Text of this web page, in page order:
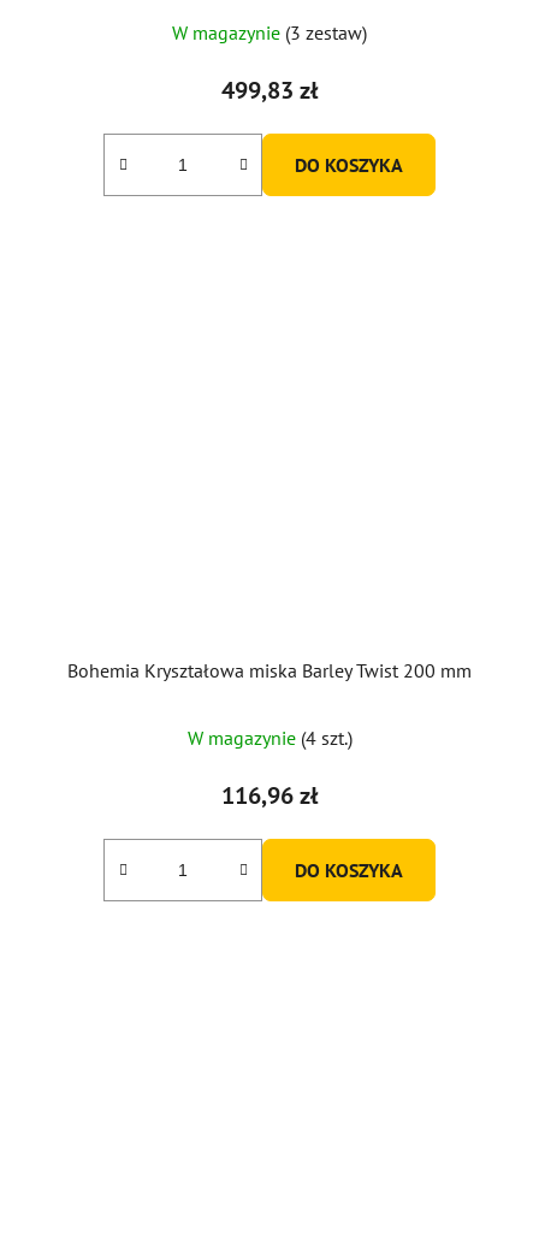
W magazynie (3 zestaw)
499,83 zł
DO KOSZYKA
Bohemia Kryształowa miska Barley Twist 200 mm
W magazynie (4 szt.)
116,96 zł
DO KOSZYKA